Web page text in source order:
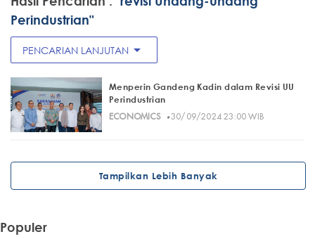
Perindustrian"
PENCARIAN LANJUTAN arrow_drop_down
Menperin Gandeng Kadin dalam Revisi UU
Perindustrian
ECONOMICS· 30/09/2024 23:00 WIB
Tampilkan Lebih Banyak
Populer